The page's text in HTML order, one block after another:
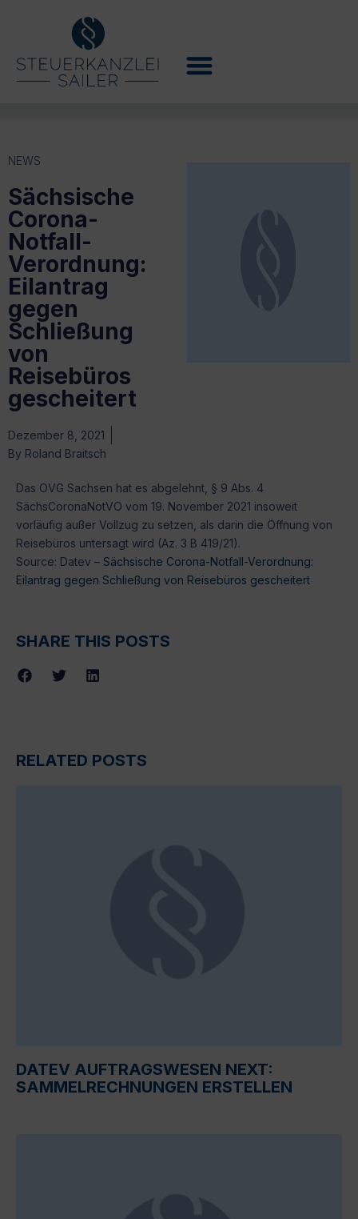
NEWS
Sächsische
Corona-
Notfall-
Verordnung:
Eilantrag
gegen
Schließung
von
Reisebüros
gescheitert
Dezember 8, 2021
By Roland Braitsch
Das OVG Sachsen hat es abgelehnt, § 9 Abs. 4
SächsCoronaNotVO vom 19. November 2021 insoweit
vorläufig außer Vollzug zu setzen, als darin die Öffnung von
Reisebüros untersagt wird (Az. 3 B 419/21).
Source: Datev – Sächsische Corona-Notfall-Verordnung:
Eilantrag gegen Schließung von Reisebüros gescheitert
SHARE THIS POSTS
RELATED POSTS
DATEV AUFTRAGSWESEN NEXT:
SAMMELRECHNUNGEN ERSTELLEN